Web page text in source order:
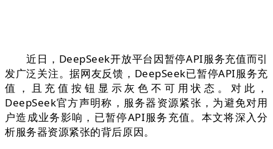
近日，DeepSeek开放平台因暂停API服务充值而引
发广泛关注。据网友反馈，DeepSeek已暂停API服务充
值，且充值按钮显示灰色不可用状态。对此，
DeepSeek官方声明称，服务器资源紧张，为避免对用
户造成业务影响，已暂停API服务充值。本文将深入分
析服务器资源紧张的背后原因。